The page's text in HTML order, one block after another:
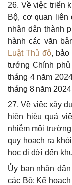
26. Về việc triển
Bộ, cơ quan liên
nhân dân thành
hành các văn
Luật Thủ đô, bảo
tướng Chính
tháng 4 năm
tháng 8 năm 2024.
27. Về việc xây
hiện hiệu quả
nhiễm môi
quy hoạch ra
học di dời đến
Ủy ban nhân
các Bộ: Kế